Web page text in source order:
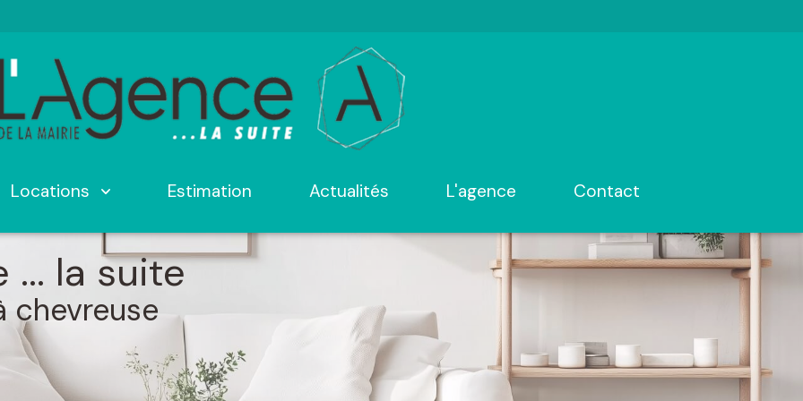
locations estimation actualités l'agence contact
... la suite
chevreuse